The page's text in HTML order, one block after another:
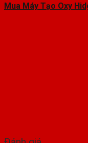
Mua Máy Tạo Oxy